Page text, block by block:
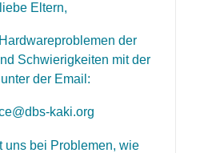
Eltern,
der
Schwierigkeiten mit der
der Email:
kaki.org
uns bei Problemen, wie